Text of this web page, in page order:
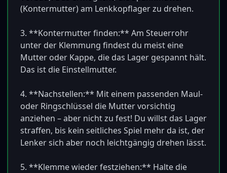
(Kontermutter) am Lenkkopflager zu drehen.
3. **Kontermutter finden:** Am Steuerrohr
unter der Klemmung findest du meist eine
Mutter oder Kappe, die das Lager gespannt hält.
Das ist die Einstellmutter.
4. **Nachstellen:** Mit einem passenden Maul-
oder Ringschlüssel die Mutter vorsichtig
anziehen – aber nicht zu fest! Du willst das Lager
straffen, bis kein seitliches Spiel mehr da ist, der
Lenker sich aber noch leichtgängig drehen lässt.
5. **Klemme wieder festziehen:** Halte die